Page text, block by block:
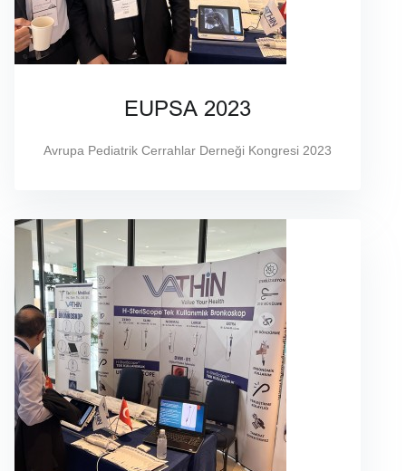
EUPSA 2023
Avrupa Pediatrik Cerrahlar Derneği Kongresi 2023